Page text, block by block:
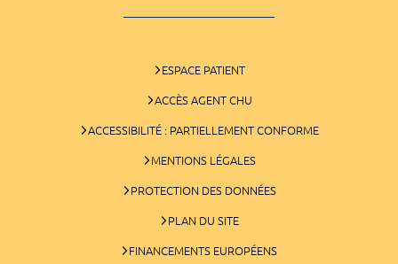
ESPACE PATIENT
ACCÈS AGENT CHU
ACCESSIBILITÉ : PARTIELLEMENT CONFORME
MENTIONS LÉGALES
PROTECTION DES DONNÉES
PLAN DU SITE
FINANCEMENTS EUROPÉENS